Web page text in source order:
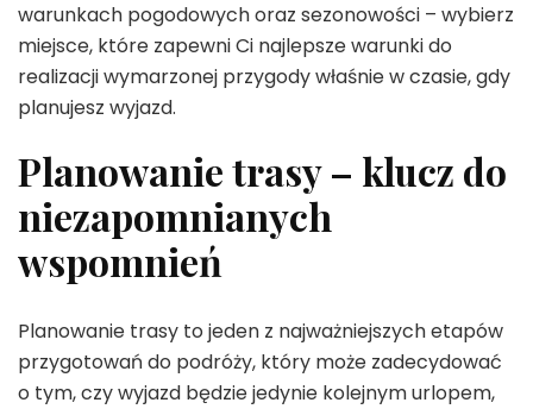
warunkach pogodowych oraz sezonowości – wybierz
miejsce, które zapewni Ci najlepsze warunki do
realizacji wymarzonej przygody właśnie w czasie, gdy
planujesz wyjazd.
Planowanie trasy – klucz do
niezapomnianych
wspomnień
Planowanie trasy to jeden z najważniejszych etapów
przygotowań do podróży, który może zadecydować
o tym, czy wyjazd będzie jedynie kolejnym urlopem,